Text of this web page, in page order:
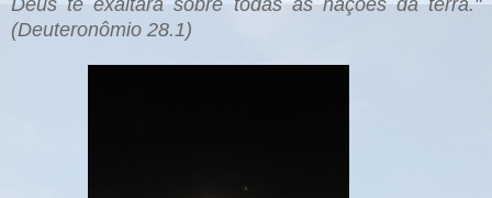
Deus te exaltará sobre todas as nações da terra."
(Deuteronômio 28.1)